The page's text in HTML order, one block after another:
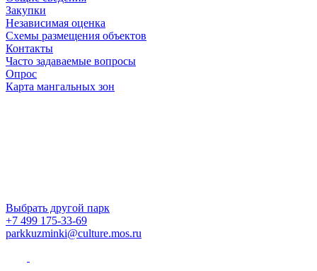
Закупки
Независимая оценка
Схемы размещения объектов
Контакты
Часто задаваемые вопросы
Опрос
Карта мангальных зон
Выбрать другой парк
+7 499 175-33-69
parkkuzminki@culture.mos.ru